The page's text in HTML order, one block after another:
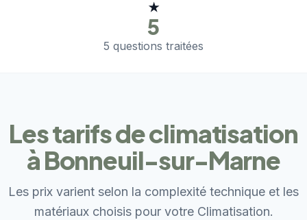
★
5
5 questions traitées
Les tarifs de climatisation
à Bonneuil-sur-Marne
Les prix varient selon la complexité technique et les
matériaux choisis pour votre Climatisation.